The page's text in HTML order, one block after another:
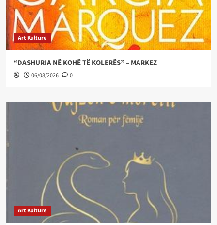
Art Kulture
“DASHURIA NË KOHË TË KOLERËS” – MARKEZ
06/08/2026 0
Art Kulture